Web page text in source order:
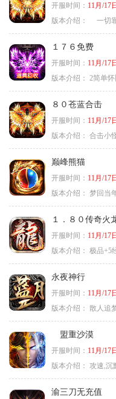
开服时间： 11月/17
版本介绍：
一切靠
１７６免费
开服时间： 11月/17
版本介绍：
2简单
８０苍蓝合击
开服时间： 11月/17
版本介绍： 合击小
巅峰熊猫
开服时间： 11月/17
版本介绍： 梦回当
１．８０传奇火
开服时间： 11月/17
版本介绍： 极品+5
永夜神行
开服时间： 11月/17
版本介绍： 散人追
盟重沙漠
开服时间： 11月/17
版本介绍： 攻速,沉
渝三刀无充值